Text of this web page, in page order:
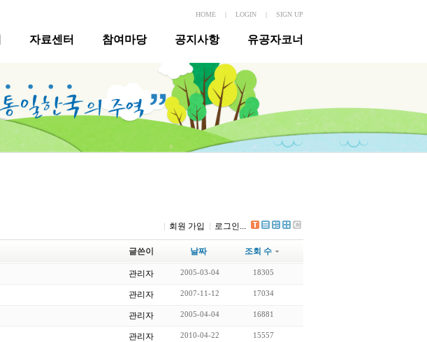
HOME | LOGIN | SIGN UP
자료센터 참여마당 공지사항 유공자코너
회원 가입 로그인...
글쓴이 날짜 조회 수
관리자 2005-03-04 18305
관리자 2007-11-12 17034
관리자 2005-04-04 16881
관리자 2010-04-22 15557